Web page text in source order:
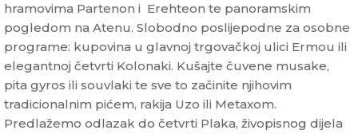
hramovima Partenon i Erehteon te panoramskim
pogledom na Atenu. Slobodno poslijepodne za osobne
programe: kupovina u glavnoj trgovačkoj ulici Ermou ili
elegantnoj četvrti Kolonaki. Kušajte čuvene musake,
pita gyros ili souvlaki te sve to začinite njihovim
tradicionalnim pićem, rakija Uzo ili Metaxom.
Predlažemo odlazak do četvrti Plaka, živopisnog dijela